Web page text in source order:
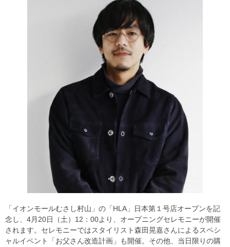
「イオンモールむさし村山」の「HLA」日本第１号店オープンを記
念し、4月20日（土）12：00より、オープニングセレモニーが開催
されます。セレモニーではスタイリスト森田晃嘉さんによるスペシ
ャルイベント「お父さん改造計画」も開催。その他、当日限りの購